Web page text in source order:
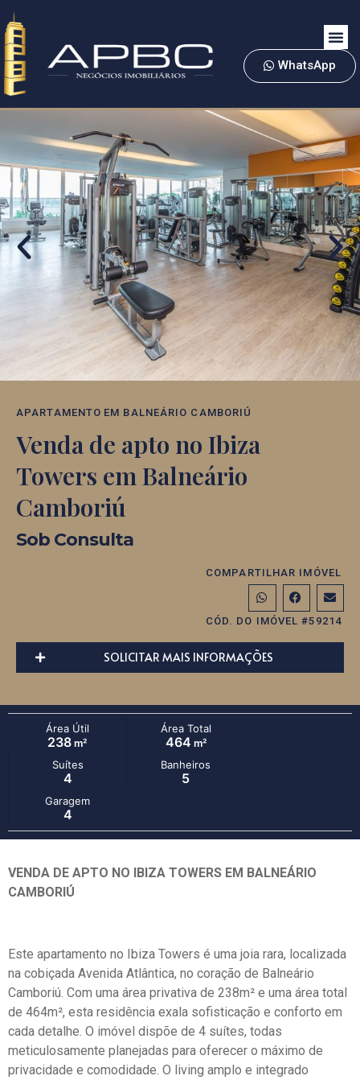
WhatsApp
APARTAMENTO EM BALNEÁRIO CAMBORIÚ
Venda de apto no Ibiza
Towers em Balneário
Camboriú
Sob Consulta
COMPARTILHAR IMÓVEL
CÓD. DO IMÓVEL #59214
SOLICITAR MAIS INFORMAÇÕES
Área Útil
238 m²
Área Total
464 m²
Suítes
4
Banheiros
5
Garagem
4
VENDA DE APTO NO IBIZA TOWERS EM BALNEÁRIO
CAMBORIÚ
Este apartamento no Ibiza Towers é uma joia rara, localizada
na cobiçada Avenida Atlântica, no coração de Balneário
Camboriú. Com uma área privativa de 238m² e uma área total
de 464m², esta residência exala sofisticação e conforto em
cada detalhe. O imóvel dispõe de 4 suítes, todas
meticulosamente planejadas para oferecer o máximo de
privacidade e comodidade. O living amplo e integrado